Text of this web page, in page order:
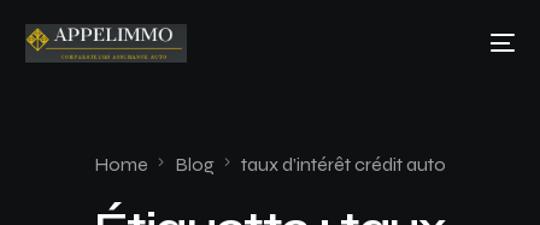
Home Blog taux d’intérêt crédit auto